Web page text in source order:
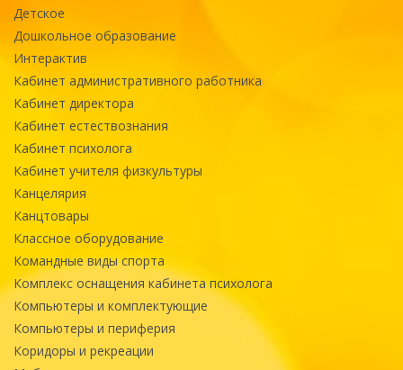
Детское
Дошкольное образование
Интерактив
Кабинет административного работника
Кабинет директора
Кабинет естествознания
Кабинет психолога
Кабинет учителя физкультуры
Канцелярия
Канцтовары
Классное оборудование
Командные виды спорта
Комплекс оснащения кабинета психолога
Компьютеры и комплектующие
Компьютеры и периферия
Коридоры и рекреации